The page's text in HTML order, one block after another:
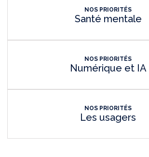
NOS PRIORITÉS
Santé mentale
NOS PRIORITÉS
Numérique et IA
NOS PRIORITÉS
Les usagers